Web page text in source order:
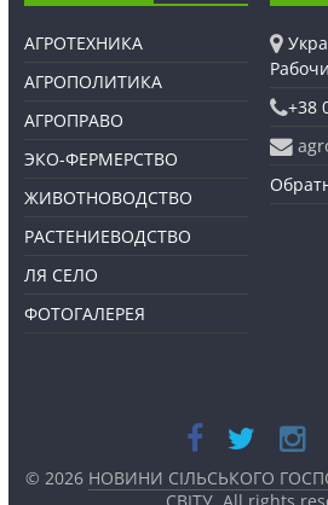
АГРОТЕХНИКА
АГРОПОЛИТИКА
АГРОПРАВО
ЭКО-ФЕРМЕРСТВО
ЖИВОТНОВОДСТВО
РАСТЕНИЕВОДСТВО
ЛЯ СЕЛО
ФОТОГАЛЕРЕЯ
+38
© 2026 НОВИНИ СІЛЬСЬКОГО